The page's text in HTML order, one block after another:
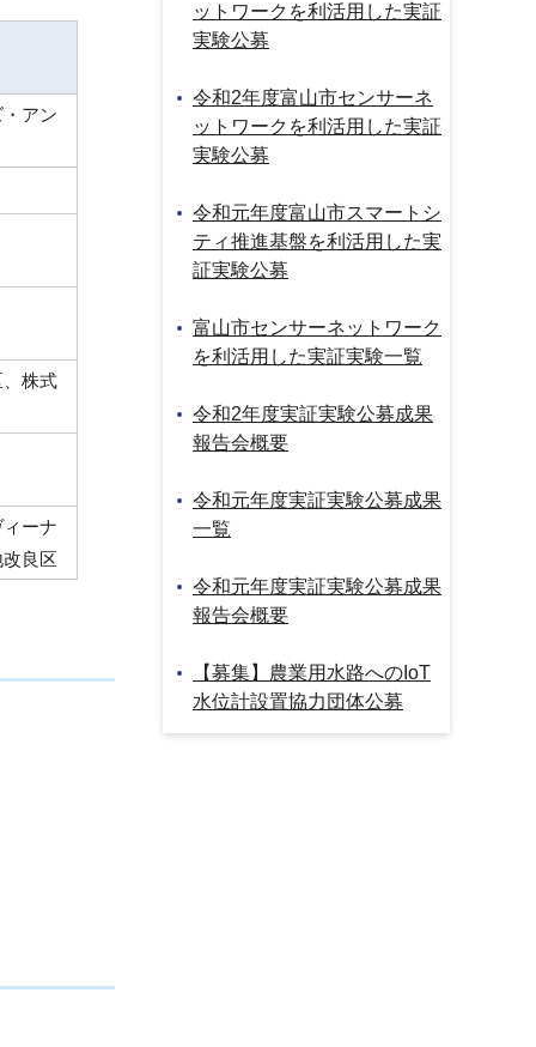
アン
株式
ーナ
良区
ットワークを利活用した実証
実験公募
令和2年度富山市センサーネ
ットワークを利活用した実証
実験公募
令和元年度富山市スマートシ
ティ推進基盤を利活用した実
証実験公募
富山市センサーネットワーク
を利活用した実証実験一覧
令和2年度実証実験公募成果
報告会概要
令和元年度実証実験公募成果
一覧
令和元年度実証実験公募成果
報告会概要
【募集】農業用水路へのIoT
水位計設置協力団体公募